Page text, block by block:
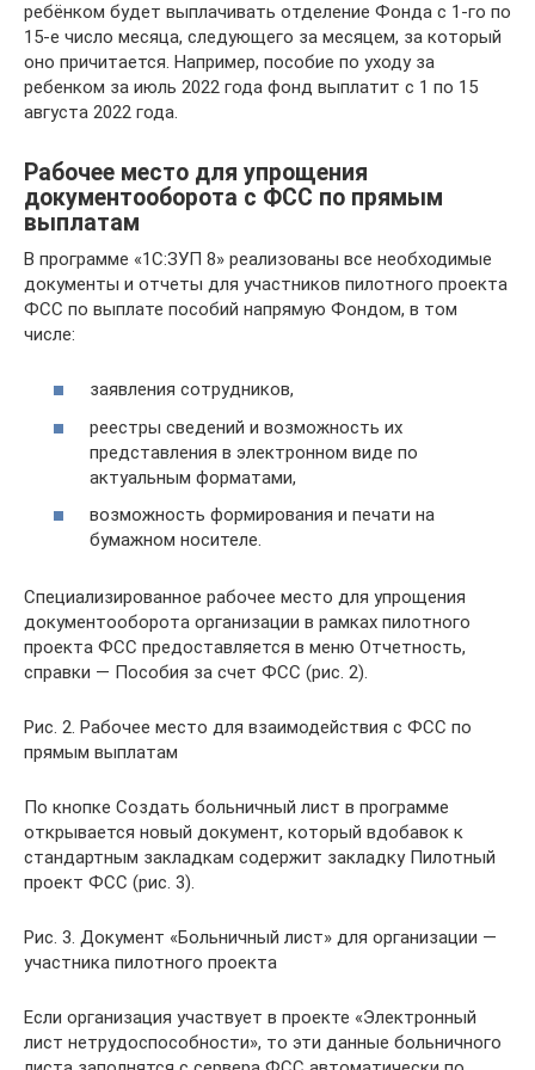
ребёнком будет выплачивать отделение Фонда с 1-го по
15-е число месяца, следующего за месяцем, за который
оно причитается. Например, пособие по уходу за
ребенком за июль 2022 года фонд выплатит с 1 по 15
августа 2022 года.
Рабочее место для упрощения
документооборота с ФСС по прямым
выплатам
В программе «1С:ЗУП 8» реализованы все необходимые
документы и отчеты для участников пилотного проекта
ФСС по выплате пособий напрямую Фондом, в том
числе:
заявления сотрудников,
реестры сведений и возможность их
представления в электронном виде по
актуальным форматами,
возможность формирования и печати на
бумажном носителе.
Специализированное рабочее место для упрощения
документооборота организации в рамках пилотного
проекта ФСС предоставляется в меню Отчетность,
справки — Пособия за счет ФСС (рис. 2).
Рис. 2. Рабочее место для взаимодействия с ФСС по
прямым выплатам
По кнопке Создать больничный лист в программе
открывается новый документ, который вдобавок к
стандартным закладкам содержит закладку Пилотный
проект ФСС (рис. 3).
Рис. 3. Документ «Больничный лист» для организации —
участника пилотного проекта
Если организация участвует в проекте «Электронный
лист нетрудоспособности», то эти данные больничного